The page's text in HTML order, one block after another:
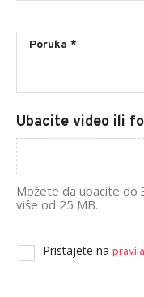
Ubacite video ili
Možete da ubacite do
više od 25 MB.
Pristajete na